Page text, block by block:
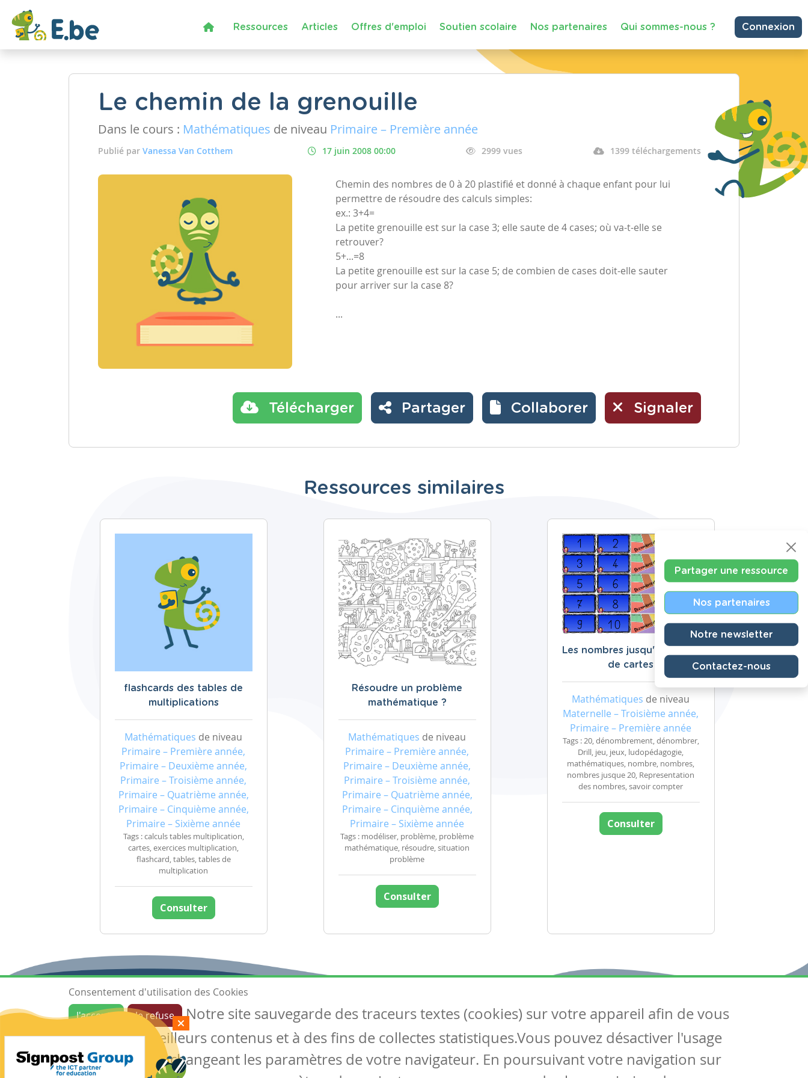
Ressources Articles Offres d'emploi Soutien scolaire Nos partenaires Qui sommes-nous ? Connexion
Le chemin de la grenouille
Dans le cours : Mathématiques de niveau Primaire – Première année
Publié par Vanessa Van Cotthem 17 juin 2008 00:00 2999 vues 1399 téléchargements
Chemin des nombres de 0 à 20 plastifié et donné à chaque enfant pour lui
permettre de résoudre des calculs simples:
ex.: 3+4=
La petite grenouille est sur la case 3; elle saute de 4 cases; où va-t-elle se
retrouver?
5+...=8
La petite grenouille est sur la case 5; de combien de cases doit-elle sauter
pour arriver sur la case 8?
...
Télécharger Partager Collaborer Signaler
Ressources similaires
flashcards des tables de
multiplications
Mathématiques de niveau
Primaire – Première année,
Primaire – Deuxième année,
Primaire – Troisième année,
Primaire – Quatrième année,
Primaire – Cinquième année,
Primaire – Sixième année
Tags : calculs tables multiplication,
cartes, exercices multiplication,
flashcard, tables, tables de
multiplication
Consulter
Résoudre un problème
mathématique ?
Mathématiques de niveau
Primaire – Première année,
Primaire – Deuxième année,
Primaire – Troisième année,
Primaire – Quatrième année,
Primaire – Cinquième année,
Primaire – Sixième année
Tags : modéliser, problème, problème
mathématique, résoudre, situation
problème
Consulter
Les nombres jusqu'à 20 : jeu
de cartes
Mathématiques de niveau
Maternelle – Troisième année,
Primaire – Première année
Tags : 20, dénombrement, dénombrer,
Drill, jeu, jeux, ludopédagogie,
mathématiques, nombre, nombres,
nombres jusque 20, Representation
des nombres, savoir compter
Consulter
Partager une ressource
Nos partenaires
Notre newsletter
Contactez-nous
Ressources
Les ressources
Créer une ressource
Mes ressources
Articles
Tous les articles
Articles DYS
Suivez-nous
Contactez-nous
Soutien scolaire
Consentement d'utilisation des Cookies
J'accepte
Je refuse
Notre site sauvegarde des traceurs textes (cookies) sur votre appareil afin de vous
garantir de meilleurs contenus et à des fins de collectes statistiques.Vous pouvez désactiver l'usage
des cookies en changeant les paramètres de votre navigateur. En poursuivant votre navigation sur